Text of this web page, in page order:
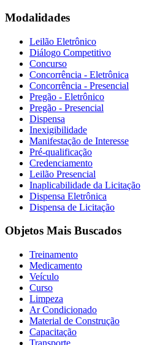
Modalidades
Leilão Eletrônico
Diálogo Competitivo
Concurso
Concorrência - Eletrônica
Concorrência - Presencial
Pregão - Eletrônico
Pregão - Presencial
Dispensa
Inexigibilidade
Manifestação de Interesse
Pré-qualificação
Credenciamento
Leilão Presencial
Inaplicabilidade da Licitação
Dispensa Eletrônica
Dispensa de Licitação
Objetos Mais Buscados
Treinamento
Medicamento
Veículo
Curso
Limpeza
Ar Condicionado
Material de Construção
Capacitação
Transporte